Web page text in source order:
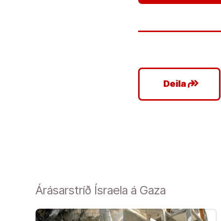
Deilagoogle_plus_reshare
Árásarstríð Ísraela á Gaza